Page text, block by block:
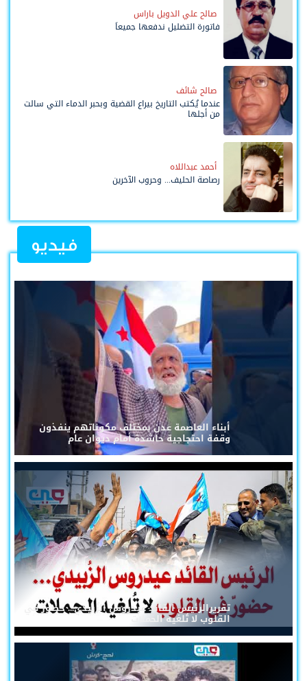
صالح علي الدويل باراس
فاتورة التضليل ندفعها جميعاً
صالح شائف
عندما يُكتب التاريخ بيراع القضية وبحبر الدماء التي سالت
من أجلها
أحمد عبداللاه
رصاصة الحليف... وحروب الآخرين
فيديو
أبناء العاصمة عدن بمختلف مكوناتهم ينفذون
وقفة احتجاجية حاشدة أمام ديوان عام
تقريرالرئيس القائد عيدروس الزُبيدي... حضورٌ في
القلوب لا تُلغيه الحملات